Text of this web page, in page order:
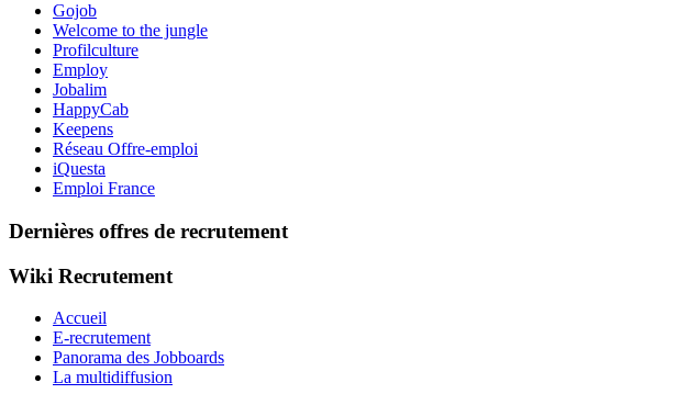
Gojob
Welcome to the jungle
Profilculture
Employ
Jobalim
HappyCab
Keepens
Réseau Offre-emploi
iQuesta
Emploi France
Dernières offres de recrutement
Wiki Recrutement
Accueil
E-recrutement
Panorama des Jobboards
La multidiffusion